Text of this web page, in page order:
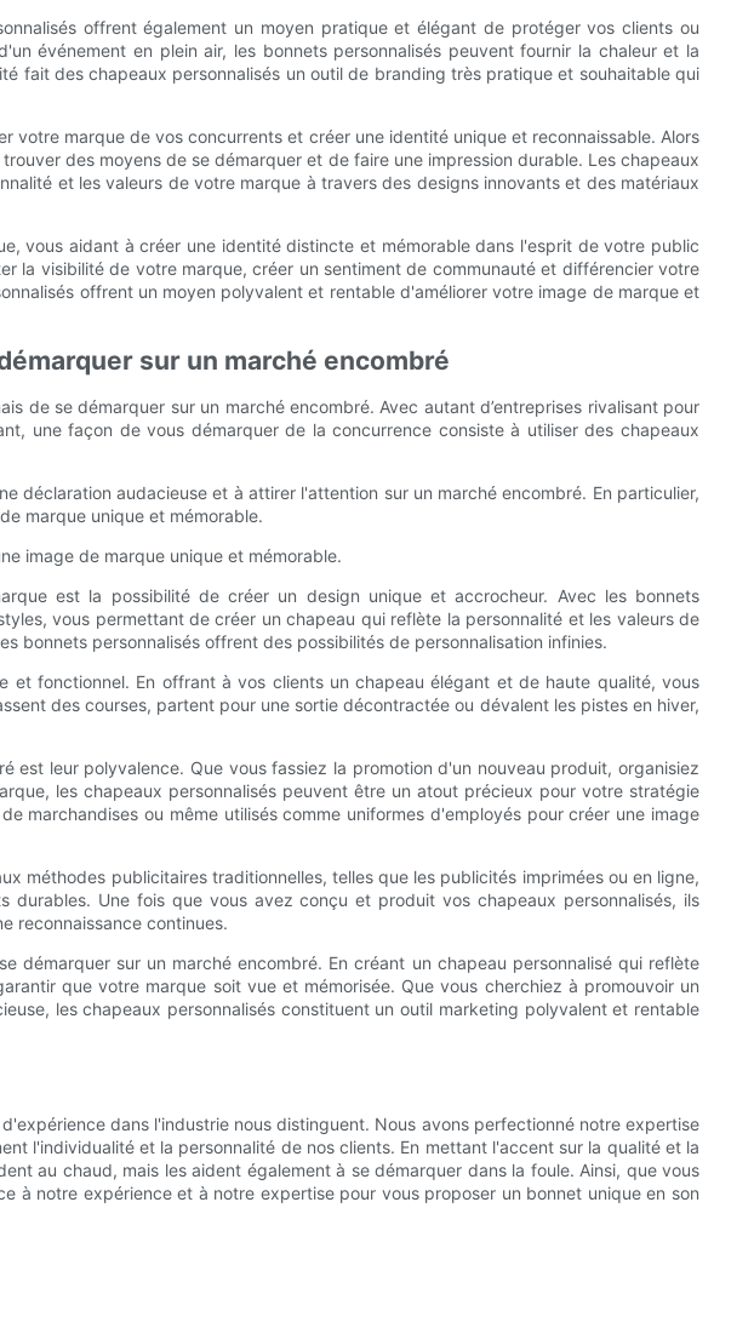
offrent également un moyen pratique et élégant de protéger vos clients ou
événement en plein air, les bonnets personnalisés peuvent fournir la chaleur et la
fait des chapeaux personnalisés un outil de branding très pratique et souhaitable qui
marque de vos concurrents et créer une identité unique et reconnaissable. Alors
des moyens de se démarquer et de faire une impression durable. Les chapeaux
et les valeurs de votre marque à travers des designs innovants et des matériaux
vous aidant à créer une identité distincte et mémorable dans l'esprit de votre public
la visibilité de votre marque, créer un sentiment de communauté et différencier votre
offrent un moyen polyvalent et rentable d'améliorer votre image de marque et
sur un marché encombré
de se démarquer sur un marché encombré. Avec autant d’entreprises rivalisant pour
une façon de vous démarquer de la concurrence consiste à utiliser des chapeaux
déclaration audacieuse et à attirer l'attention sur un marché encombré. En particulier,
marque unique et mémorable.
image de marque unique et mémorable.
est la possibilité de créer un design unique et accrocheur. Avec les bonnets
vous permettant de créer un chapeau qui reflète la personnalité et les valeurs de
bonnets personnalisés offrent des possibilités de personnalisation infinies.
et fonctionnel. En offrant à vos clients un chapeau élégant et de haute qualité, vous
des courses, partent pour une sortie décontractée ou dévalent les pistes en hiver,
est leur polyvalence. Que vous fassiez la promotion d'un nouveau produit, organisiez
les chapeaux personnalisés peuvent être un atout précieux pour votre stratégie
marchandises ou même utilisés comme uniformes d'employés pour créer une image
méthodes publicitaires traditionnelles, telles que les publicités imprimées ou en ligne,
Une fois que vous avez conçu et produit vos chapeaux personnalisés, ils
reconnaissance continues.
démarquer sur un marché encombré. En créant un chapeau personnalisé qui reflète
que votre marque soit vue et mémorisée. Que vous cherchiez à promouvoir un
les chapeaux personnalisés constituent un outil marketing polyvalent et rentable
dans l'industrie nous distinguent. Nous avons perfectionné notre expertise
l'individualité et la personnalité de nos clients. En mettant l'accent sur la qualité et la
au chaud, mais les aident également à se démarquer dans la foule. Ainsi, que vous
à notre expérience et à notre expertise pour vous proposer un bonnet unique en son